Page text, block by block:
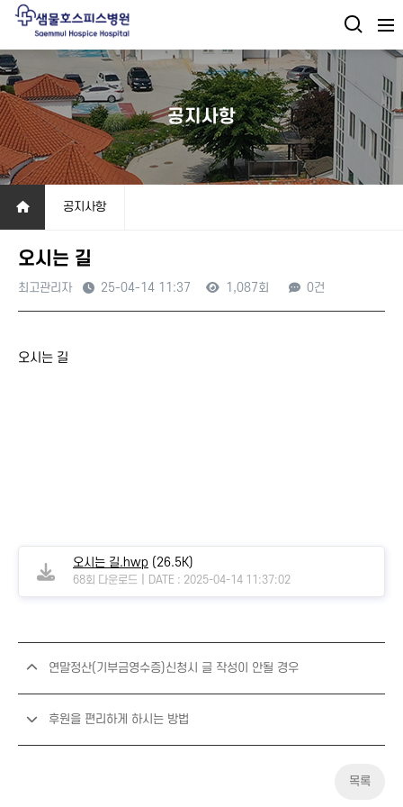
공지사항
공지사항
오시는 길
최고관리자 25-04-14 11:37 1,087회 0건
오시는 길
오시는 길.hwp (26.5K)
68회 다운로드 DATE : 2025-04-14 11:37:02
연말정산(기부금영수증)신청시 글 작성이 안될 경우
후원을 편리하게 하시는 방법
목록